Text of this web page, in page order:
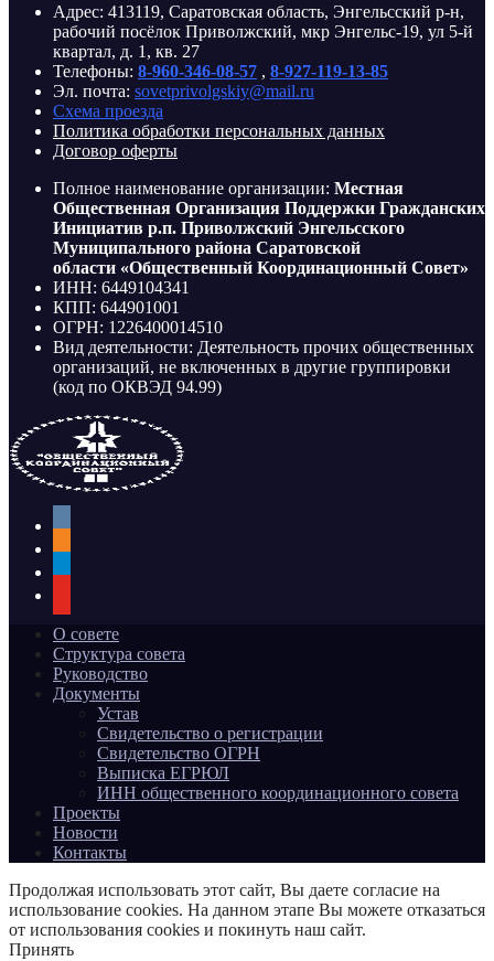
Адрес: 413119, Саратовская область, Энгельсский р-н,
рабочий посёлок Приволжский, мкр Энгельс-19, ул 5-й
квартал, д. 1, кв. 27
Телефоны: 8-960-346-08-57 , 8-927-119-13-85
Эл. почта: sovetprivolgskiy@mail.ru
Схема проезда
Политика обработки персональных данных
Договор оферты
Полное наименование организации: Местная
Общественная Организация Поддержки Гражданских
Инициатив р.п. Приволжский Энгельсского
Муниципального района Саратовской
области «Общественный Координационный Совет»
ИНН: 6449104341
КПП: 644901001
ОГРН: 1226400014510
Вид деятельности: Деятельность прочих общественных
организаций, не включенных в другие группировки
(код по ОКВЭД 94.99)
О совете
Структура совета
Руководство
Документы
Устав
Свидетельство о регистрации
Свидетельство ОГРН
Выписка ЕГРЮЛ
ИНН общественного координационного совета
Проекты
Новости
Контакты
Продолжая использовать этот сайт, Вы даете согласие на
использование cookies. На данном этапе Вы можете отказаться
от использования cookies и покинуть наш сайт.
Принять